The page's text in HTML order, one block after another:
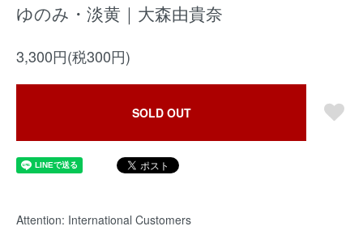
ゆのみ・淡黄｜大森由貴奈
3,300円(税300円)
SOLD OUT
Attention: International Customers